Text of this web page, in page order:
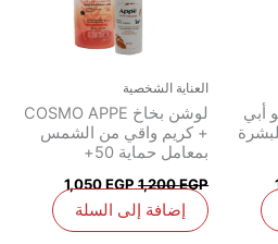
العناية الشخصية
لوشن بخاخ COSMO APPE
+ كريم واقي من الشمس
بمعامل حماية 50+
1,200 EGP
1,050EGP
إضافة إلى السلة